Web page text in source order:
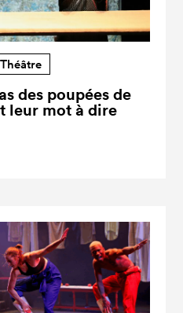
Théâtre
des poupées de
leur mot à dire